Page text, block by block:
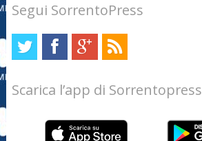
Segui SorrentoPress
Scarica l’app di Sorrentopress